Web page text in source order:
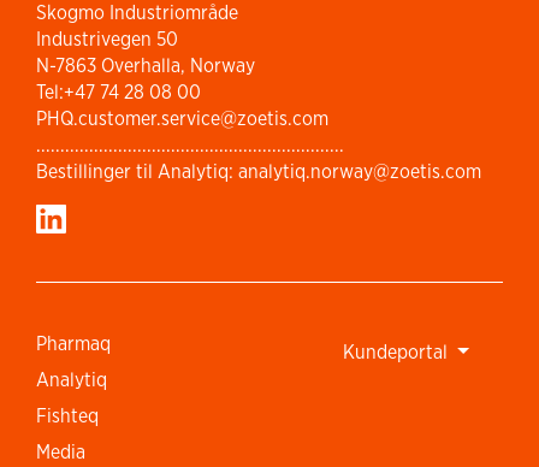
Skogmo Industriområde
Industrivegen 50
N-7863 Overhalla, Norway
Tel:+47 74 28 08 00
PHQ.customer.service@zoetis.com
................................................................
Bestillinger til Analytiq: analytiq.norway@zoetis.com
Pharmaq
Analytiq
Fishteq
Media
Kundeportal